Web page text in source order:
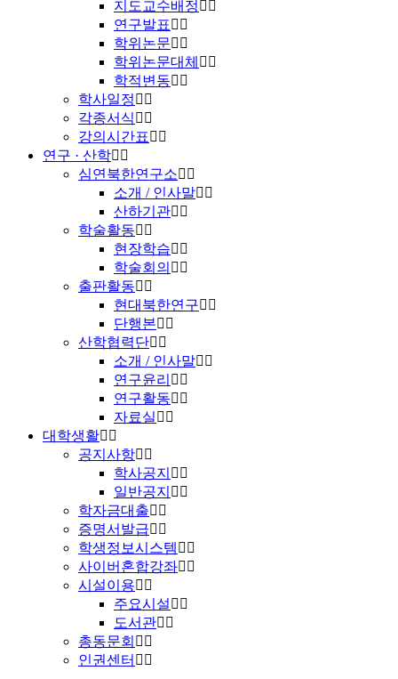
지도교수배정
연구발표
학위논문
학위논문대체
학적변동
학사일정
각종서식
강의시간표
연구 · 산학
심연북한연구소
소개 / 인사말
산하기관
학술활동
현장학습
학술회의
출판활동
현대북한연구
단행본
산학협력단
소개 / 인사말
연구윤리
연구활동
자료실
대학생활
공지사항
학사공지
일반공지
학자금대출
증명서발급
학생정보시스템
사이버혼합강좌
시설이용
주요시설
도서관
총동문회
인권센터